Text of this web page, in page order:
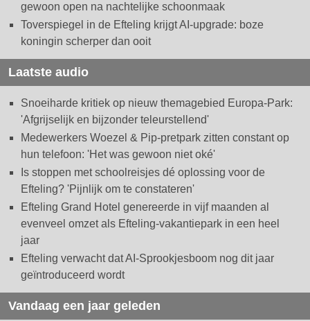
gewoon open na nachtelijke schoonmaak
Toverspiegel in de Efteling krijgt AI-upgrade: boze
koningin scherper dan ooit
Laatste audio
Snoeiharde kritiek op nieuw themagebied Europa-Park:
'Afgrijselijk en bijzonder teleurstellend'
Medewerkers Woezel & Pip-pretpark zitten constant op
hun telefoon: 'Het was gewoon niet oké'
Is stoppen met schoolreisjes dé oplossing voor de
Efteling? 'Pijnlijk om te constateren'
Efteling Grand Hotel genereerde in vijf maanden al
evenveel omzet als Efteling-vakantiepark in een heel
jaar
Efteling verwacht dat AI-Sprookjesboom nog dit jaar
geïntroduceerd wordt
Vandaag een jaar geleden